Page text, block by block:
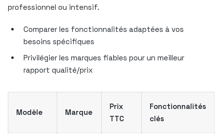
professionnel ou intensif.
Comparer les fonctionnalités adaptées à vos
besoins spécifiques
Privilégier les marques fiables pour un meilleur
rapport qualité/prix
Modèle Marque
Prix
TTC
Fonctionnalités
clés